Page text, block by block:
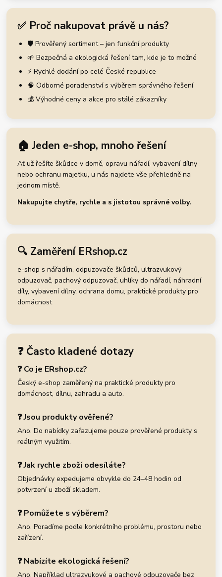
✅ Proč nakupovat právě u nás?
🛡️ Prověřený sortiment – jen funkční produkty
🌱 Bezpečná a ekologická řešení tam, kde je to možné
⚡ Rychlé dodání po celé České republice
🧠 Odborné poradenství s výběrem správného řešení
💰 Výhodné ceny a akce pro stálé zákazníky
🏠 Jeden e-shop, mnoho řešení
Ať už řešíte škůdce v domě, opravu nářadí, vybavení dílny
nebo ochranu majetku, u nás najdete vše přehledně na
jednom místě.
Nakupujte chytře, rychle a s jistotou správné volby.
🔍 Zaměření ERshop.cz
e-shop s nářadím, odpuzovače škůdců, ultrazvukový
odpuzovač, pachový odpuzovač, uhlíky do nářadí, náhradní
díly, vybavení dílny, ochrana domu, praktické produkty pro
domácnost
❓ Často kladené dotazy
❓ Co je ERshop.cz?
Český e-shop zaměřený na praktické produkty pro
domácnost, dílnu, zahradu a auto.
❓ Jsou produkty ověřené?
Ano. Do nabídky zařazujeme pouze prověřené produkty s
reálným využitím.
❓ Jak rychle zboží odesíláte?
Objednávky expedujeme obvykle do 24–48 hodin od
potvrzení u zboží skladem.
❓ Pomůžete s výběrem?
Ano. Poradíme podle konkrétního problému, prostoru nebo
zařízení.
❓ Nabízíte ekologická řešení?
Ano. Například ultrazvukové a pachové odpuzovače bez